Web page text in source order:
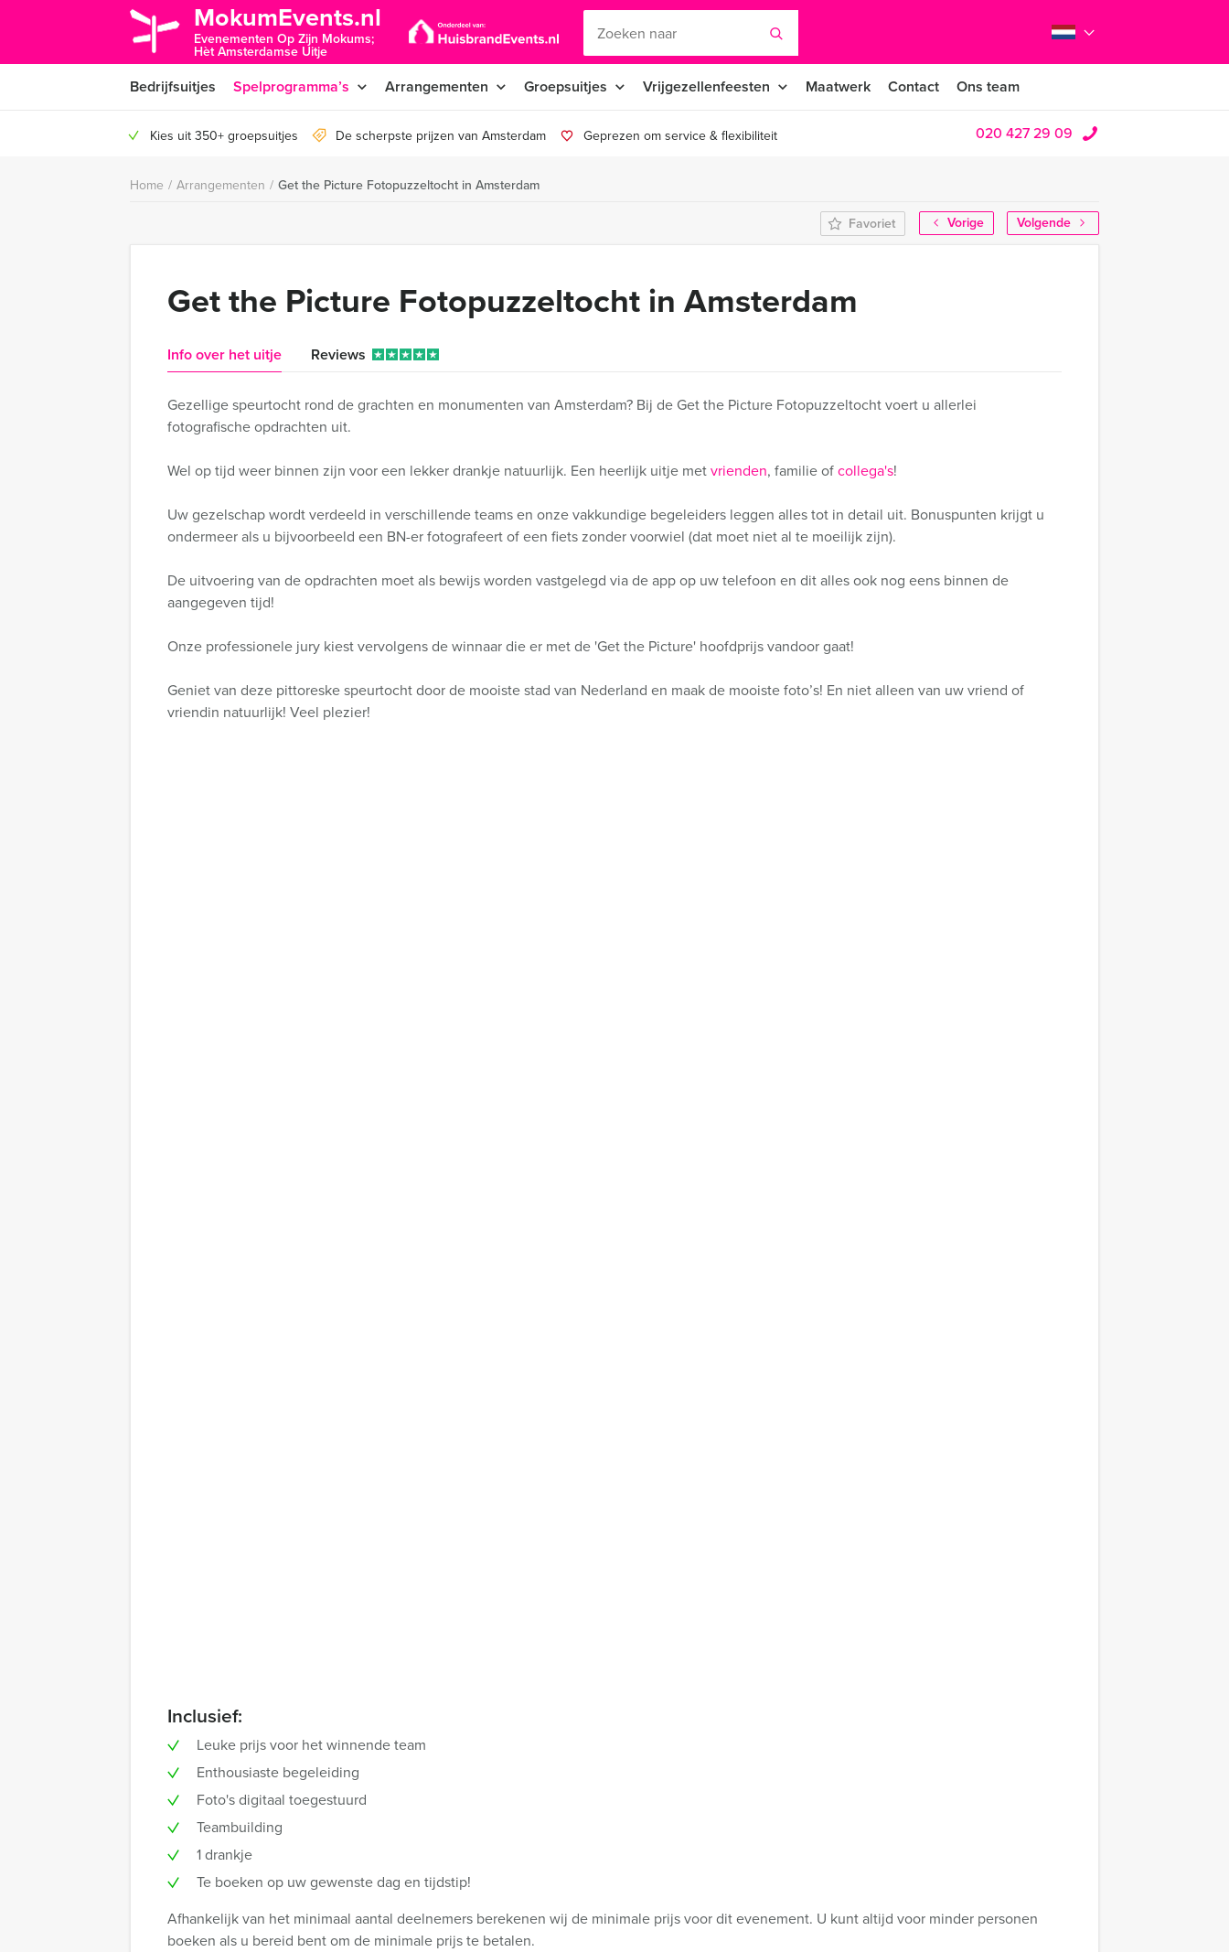
MokumEvents.nl
Evenementen Op Zijn Mokums;
Hèt Amsterdamse Uitje
Bedrijfsuitjes Spelprogramma’s Arrangementen Groepsuitjes Vrijgezellenfeesten Maatwerk Contact Ons team
Kies uit 350+ groepsuitjes De scherpste prijzen van Amsterdam Geprezen om service & flexibiliteit 020 427 29 09
Home / Arrangementen / Get the Picture Fotopuzzeltocht in Amsterdam
Vorige
Volgende
Favoriet
Get the Picture Fotopuzzeltocht in Amsterdam
Info over het uitje Reviews
Gezellige speurtocht rond de grachten en monumenten van Amsterdam? Bij de Get the Picture Fotopuzzeltocht voert u allerlei
fotografische opdrachten uit.
Wel op tijd weer binnen zijn voor een lekker drankje natuurlijk. Een heerlijk uitje metvrienden, familie ofcollega's!
Uw gezelschap wordt verdeeld in verschillende teams en onze vakkundige begeleiders leggen alles tot in detail uit. Bonuspunten krijgt u
ondermeer als u bijvoorbeeld een BN-er fotografeert of een fiets zonder voorwiel (dat moet niet al te moeilijk zijn).
De uitvoering van de opdrachten moet als bewijs worden vastgelegd via de app op uw telefoon en dit alles ook nog eens binnen de
aangegeven tijd!
Onze professionele jury kiest vervolgens de winnaar die er met de 'Get the Picture' hoofdprijs vandoor gaat!
Geniet van deze pittoreske speurtocht door de mooiste stad van Nederland en maak de mooiste foto’s! En niet alleen van uw vriend of
vriendin natuurlijk! Veel plezier!
Inclusief:
Leuke prijs voor het winnende team
Enthousiaste begeleiding
Foto's digitaal toegestuurd
Teambuilding
1 drankje
Te boeken op uw gewenste dag en tijdstip!
Afhankelijk van het minimaal aantal deelnemers berekenen wij de minimale prijs voor dit evenement. U kunt altijd voor minder personen
boeken als u bereid bent om de minimale prijs te betalen.